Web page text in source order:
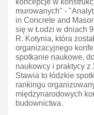
koncepcje w
murowanych" -
in Concrete and
się w Łodzi w dniach
R. Kotynia, która
organizacyjnego
spotkanie naukowe,
naukowcy i praktycy z
Stawia to łódzkie
rankingu
międzynarodowych
budownictwa.